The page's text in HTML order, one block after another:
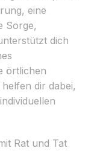
eine
Sorge,
dich
örtlichen
dir dabei,
Rat und Tat